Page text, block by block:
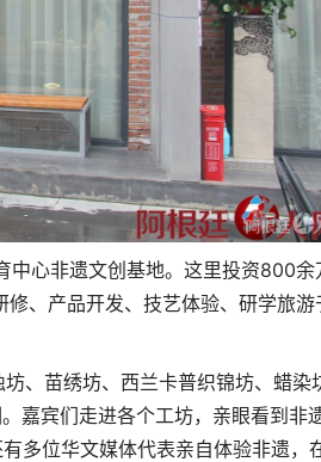
中心非遗文创基地。这里投资800余
、产品开发、技艺体验、研学旅游
、苗绣坊、西兰卡普织锦坊、蜡染
嘉宾们走进各个工坊，亲眼看到非
多位华文媒体代表亲自体验非遗，